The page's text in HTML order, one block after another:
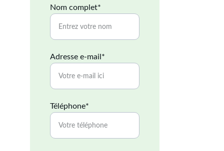
Nom complet*
Adresse e-mail*
Téléphone*